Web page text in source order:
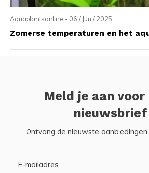
Aquaplantsonline - 06 / Jun / 2025
Zomerse temperaturen en het
Meld je aan voor
nieuwsbrief
Ontvang de nieuwste